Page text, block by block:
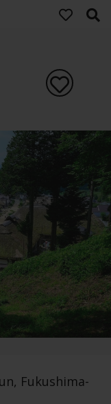
Fukushima-